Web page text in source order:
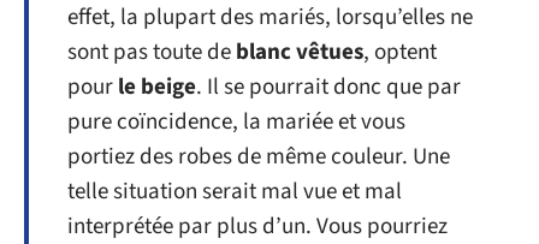
effet, la plupart des mariés, lorsqu’elles ne
sont pas toute deblanc vêtues, optent
pourle beige. Il se pourrait donc que par
pure coïncidence, la mariée et vous
portiez des robes de même couleur. Une
telle situation serait mal vue et mal
interprétée par plus d’un. Vous pourriez